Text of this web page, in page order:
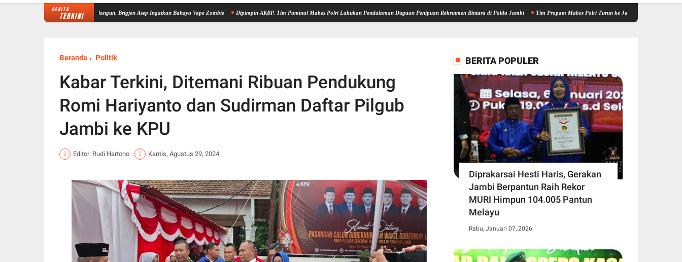
BERITA
TERKINI
Sinergi P4GN di Sarolangun, Brigjen Asep Ingatkan Bahaya Vape Zombie Dipimpin AKBP, Tim Paminal Mabes Polri Lakukan Pendalaman Dugaan Penipuan Rekrutmen Bintara di Polda Jambi Tim Propam Mabes Polri Turun ke Jambi, Bantu Dalami Kasus Dugaan
Beranda Politik
Kabar Terkini, Ditemani Ribuan Pendukung
Romi Hariyanto dan Sudirman Daftar Pilgub
Jambi ke KPU
Editor: Rudi Hartono Kamis, Agustus 29, 2024
BERITA POPULER
Diprakarsai Hesti Haris, Gerakan
Jambi Berpantun Raih Rekor
MURI Himpun 104.005 Pantun
Melayu
Rabu, Januari 07, 2026